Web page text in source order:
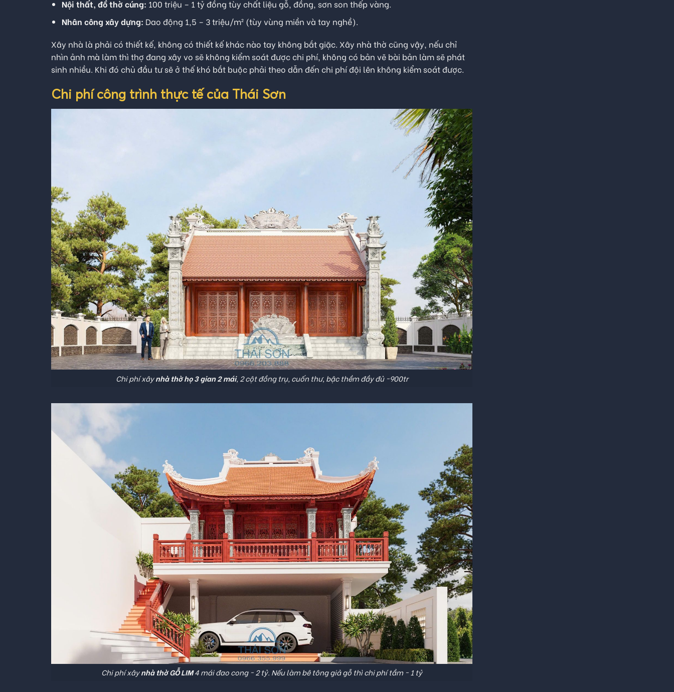
Nội thất, đồ thờ cúng: 100 triệu – 1 tỷ đồng tùy chất liệu gỗ, đồng, sơn son thếp vàng.
Nhân công xây dựng: Dao động 1,5 – 3 triệu/m² (tùy vùng miền và tay nghề).
Xây nhà là phải có thiết kế, không có thiết kế khác nào tay không bắt giặc. Xây nhà thờ cũng vậy, nếu chỉ
nhìn ảnh mà làm thì thợ đang xây vo sẽ không kiểm soát được chi phí, không có bản vẽ bài bản làm sẽ phát
sinh nhiều. Khi đó chủ đầu tư sẽ ở thế khó bắt buộc phải theo dẫn đến chi phí đội lên không kiểm soát được.
Chi phí công trình thực tế của Thái Sơn
Chi phí xâynhà thờ họ 3 gian 2 mái, 2 cột đồng trụ, cuốn thư, bậc thềm đầy đủ ~900tr
Chi phí xâynhà thờ GỖ LIM4 mái đao cong ~ 2 tỷ. Nếu làm bê tông giả gỗ thì chi phí tầm ~ 1 tỷ